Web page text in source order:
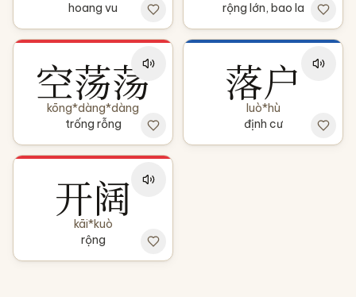
hoang vu
rộng lớn, bao la
空荡荡
kōng*dàng*dàng
trống rỗng
落户
luò*hù
định cư
开阔
kāi*kuò
rộng